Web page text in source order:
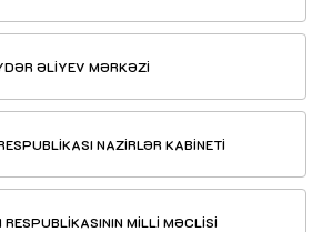
ƏLİYEV MƏRKƏZİ
NAZİRLƏR KABİNETİ
MİLLİ MƏCLİSİ